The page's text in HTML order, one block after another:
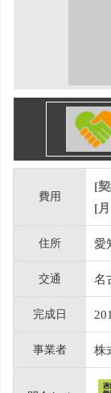
費用
[
[
住所 愛
交通 名
完成日
事業者 株